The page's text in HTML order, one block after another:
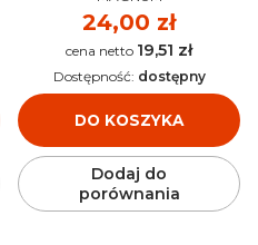
Cena
24,00 zł
Cena 19,51 zł
DO KOSZYKA
Dostępność: dostępny
Dodaj do
porównania